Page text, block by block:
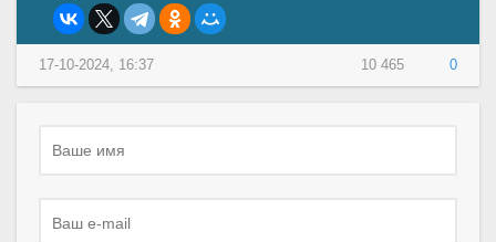
10 465 0
17-10-2024, 16:37